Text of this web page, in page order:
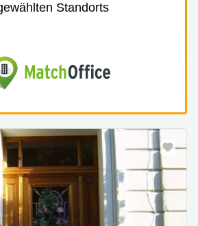
Standorts